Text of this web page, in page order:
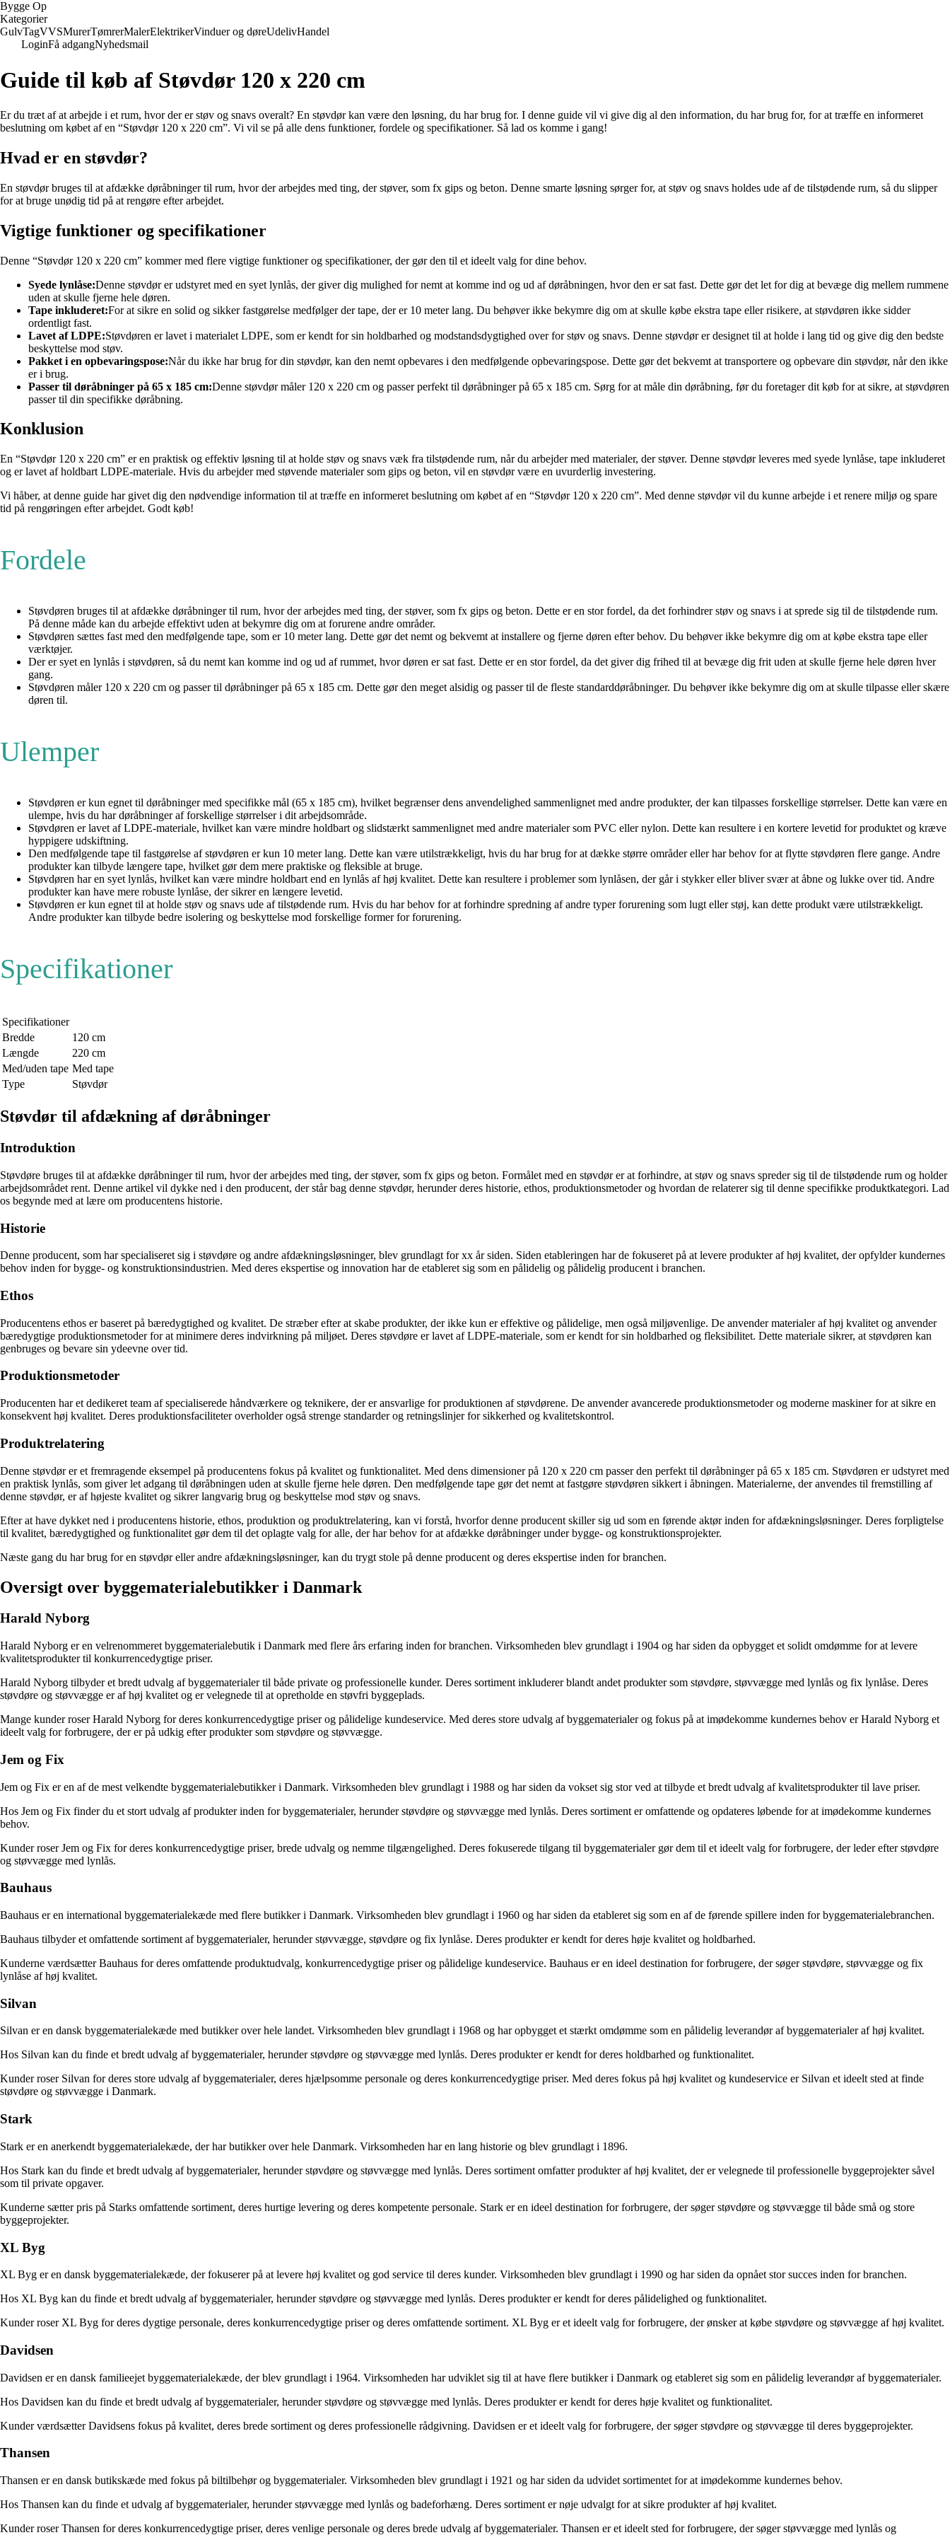
Bygge Op
Kategorier
GulvTagVVSMurerTømrerMalerElektrikerVinduer og døreUdelivHandel
LoginFå adgangNyhedsmail
Guide til køb af Støvdør 120 x 220 cm
Er du træt af at arbejde i et rum, hvor der er støv og snavs overalt? En støvdør kan være den løsning, du har brug for. I denne guide vil vi give dig al den information, du har brug for, for at træffe en informeret
beslutning om købet af en “Støvdør 120 x 220 cm”. Vi vil se på alle dens funktioner, fordele og specifikationer. Så lad os komme i gang!
Hvad er en støvdør?
En støvdør bruges til at afdække døråbninger til rum, hvor der arbejdes med ting, der støver, som fx gips og beton. Denne smarte løsning sørger for, at støv og snavs holdes ude af de tilstødende rum, så du slipper
for at bruge unødig tid på at rengøre efter arbejdet.
Vigtige funktioner og specifikationer
Denne “Støvdør 120 x 220 cm” kommer med flere vigtige funktioner og specifikationer, der gør den til et ideelt valg for dine behov.
Syede lynlåse:Denne støvdør er udstyret med en syet lynlås, der giver dig mulighed for nemt at komme ind og ud af døråbningen, hvor den er sat fast. Dette gør det let for dig at bevæge dig mellem rummene
uden at skulle fjerne hele døren.
Tape inkluderet:For at sikre en solid og sikker fastgørelse medfølger der tape, der er 10 meter lang. Du behøver ikke bekymre dig om at skulle købe ekstra tape eller risikere, at støvdøren ikke sidder
ordentligt fast.
Lavet af LDPE:Støvdøren er lavet i materialet LDPE, som er kendt for sin holdbarhed og modstandsdygtighed over for støv og snavs. Denne støvdør er designet til at holde i lang tid og give dig den bedste
beskyttelse mod støv.
Pakket i en opbevaringspose:Når du ikke har brug for din støvdør, kan den nemt opbevares i den medfølgende opbevaringspose. Dette gør det bekvemt at transportere og opbevare din støvdør, når den ikke
er i brug.
Passer til døråbninger på 65 x 185 cm:Denne støvdør måler 120 x 220 cm og passer perfekt til døråbninger på 65 x 185 cm. Sørg for at måle din døråbning, før du foretager dit køb for at sikre, at støvdøren
passer til din specifikke døråbning.
Konklusion
En “Støvdør 120 x 220 cm” er en praktisk og effektiv løsning til at holde støv og snavs væk fra tilstødende rum, når du arbejder med materialer, der støver. Denne støvdør leveres med syede lynlåse, tape inkluderet
og er lavet af holdbart LDPE-materiale. Hvis du arbejder med støvende materialer som gips og beton, vil en støvdør være en uvurderlig investering.
Vi håber, at denne guide har givet dig den nødvendige information til at træffe en informeret beslutning om købet af en “Støvdør 120 x 220 cm”. Med denne støvdør vil du kunne arbejde i et renere miljø og spare
tid på rengøringen efter arbejdet. Godt køb!
Fordele
Støvdøren bruges til at afdække døråbninger til rum, hvor der arbejdes med ting, der støver, som fx gips og beton. Dette er en stor fordel, da det forhindrer støv og snavs i at sprede sig til de tilstødende rum.
På denne måde kan du arbejde effektivt uden at bekymre dig om at forurene andre områder.
Støvdøren sættes fast med den medfølgende tape, som er 10 meter lang. Dette gør det nemt og bekvemt at installere og fjerne døren efter behov. Du behøver ikke bekymre dig om at købe ekstra tape eller
værktøjer.
Der er syet en lynlås i støvdøren, så du nemt kan komme ind og ud af rummet, hvor døren er sat fast. Dette er en stor fordel, da det giver dig frihed til at bevæge dig frit uden at skulle fjerne hele døren hver
gang.
Støvdøren måler 120 x 220 cm og passer til døråbninger på 65 x 185 cm. Dette gør den meget alsidig og passer til de fleste standarddøråbninger. Du behøver ikke bekymre dig om at skulle tilpasse eller skære
døren til.
Ulemper
Støvdøren er kun egnet til døråbninger med specifikke mål (65 x 185 cm), hvilket begrænser dens anvendelighed sammenlignet med andre produkter, der kan tilpasses forskellige størrelser. Dette kan være en
ulempe, hvis du har døråbninger af forskellige størrelser i dit arbejdsområde.
Støvdøren er lavet af LDPE-materiale, hvilket kan være mindre holdbart og slidstærkt sammenlignet med andre materialer som PVC eller nylon. Dette kan resultere i en kortere levetid for produktet og kræve
hyppigere udskiftning.
Den medfølgende tape til fastgørelse af støvdøren er kun 10 meter lang. Dette kan være utilstrækkeligt, hvis du har brug for at dække større områder eller har behov for at flytte støvdøren flere gange. Andre
produkter kan tilbyde længere tape, hvilket gør dem mere praktiske og fleksible at bruge.
Støvdøren har en syet lynlås, hvilket kan være mindre holdbart end en lynlås af høj kvalitet. Dette kan resultere i problemer som lynlåsen, der går i stykker eller bliver svær at åbne og lukke over tid. Andre
produkter kan have mere robuste lynlåse, der sikrer en længere levetid.
Støvdøren er kun egnet til at holde støv og snavs ude af tilstødende rum. Hvis du har behov for at forhindre spredning af andre typer forurening som lugt eller støj, kan dette produkt være utilstrækkeligt.
Andre produkter kan tilbyde bedre isolering og beskyttelse mod forskellige former for forurening.
Specifikationer
Specifikationer
Bredde
120 cm
Længde
220 cm
Med/uden tape Med tape
Type
Støvdør
Støvdør til afdækning af døråbninger
Introduktion
Støvdøre bruges til at afdække døråbninger til rum, hvor der arbejdes med ting, der støver, som fx gips og beton. Formålet med en støvdør er at forhindre, at støv og snavs spreder sig til de tilstødende rum og holder
arbejdsområdet rent. Denne artikel vil dykke ned i den producent, der står bag denne støvdør, herunder deres historie, ethos, produktionsmetoder og hvordan de relaterer sig til denne specifikke produktkategori. Lad
os begynde med at lære om producentens historie.
Historie
Denne producent, som har specialiseret sig i støvdøre og andre afdækningsløsninger, blev grundlagt for xx år siden. Siden etableringen har de fokuseret på at levere produkter af høj kvalitet, der opfylder kundernes
behov inden for bygge- og konstruktionsindustrien. Med deres ekspertise og innovation har de etableret sig som en pålidelig og pålidelig producent i branchen.
Ethos
Producentens ethos er baseret på bæredygtighed og kvalitet. De stræber efter at skabe produkter, der ikke kun er effektive og pålidelige, men også miljøvenlige. De anvender materialer af høj kvalitet og anvender
bæredygtige produktionsmetoder for at minimere deres indvirkning på miljøet. Deres støvdøre er lavet af LDPE-materiale, som er kendt for sin holdbarhed og fleksibilitet. Dette materiale sikrer, at støvdøren kan
genbruges og bevare sin ydeevne over tid.
Produktionsmetoder
Producenten har et dedikeret team af specialiserede håndværkere og teknikere, der er ansvarlige for produktionen af støvdørene. De anvender avancerede produktionsmetoder og moderne maskiner for at sikre en
konsekvent høj kvalitet. Deres produktionsfaciliteter overholder også strenge standarder og retningslinjer for sikkerhed og kvalitetskontrol.
Produktrelatering
Denne støvdør er et fremragende eksempel på producentens fokus på kvalitet og funktionalitet. Med dens dimensioner på 120 x 220 cm passer den perfekt til døråbninger på 65 x 185 cm. Støvdøren er udstyret med
en praktisk lynlås, som giver let adgang til døråbningen uden at skulle fjerne hele døren. Den medfølgende tape gør det nemt at fastgøre støvdøren sikkert i åbningen. Materialerne, der anvendes til fremstilling af
denne støvdør, er af højeste kvalitet og sikrer langvarig brug og beskyttelse mod støv og snavs.
Efter at have dykket ned i producentens historie, ethos, produktion og produktrelatering, kan vi forstå, hvorfor denne producent skiller sig ud som en førende aktør inden for afdækningsløsninger. Deres forpligtelse
til kvalitet, bæredygtighed og funktionalitet gør dem til det oplagte valg for alle, der har behov for at afdække døråbninger under bygge- og konstruktionsprojekter.
Næste gang du har brug for en støvdør eller andre afdækningsløsninger, kan du trygt stole på denne producent og deres ekspertise inden for branchen.
Oversigt over byggematerialebutikker i Danmark
Harald Nyborg
Harald Nyborg er en velrenommeret byggematerialebutik i Danmark med flere års erfaring inden for branchen. Virksomheden blev grundlagt i 1904 og har siden da opbygget et solidt omdømme for at levere
kvalitetsprodukter til konkurrencedygtige priser.
Harald Nyborg tilbyder et bredt udvalg af byggematerialer til både private og professionelle kunder. Deres sortiment inkluderer blandt andet produkter som støvdøre, støvvægge med lynlås og fix lynlåse. Deres
støvdøre og støvvægge er af høj kvalitet og er velegnede til at opretholde en støvfri byggeplads.
Mange kunder roser Harald Nyborg for deres konkurrencedygtige priser og pålidelige kundeservice. Med deres store udvalg af byggematerialer og fokus på at imødekomme kundernes behov er Harald Nyborg et
ideelt valg for forbrugere, der er på udkig efter produkter som støvdøre og støvvægge.
Jem og Fix
Jem og Fix er en af de mest velkendte byggematerialebutikker i Danmark. Virksomheden blev grundlagt i 1988 og har siden da vokset sig stor ved at tilbyde et bredt udvalg af kvalitetsprodukter til lave priser.
Hos Jem og Fix finder du et stort udvalg af produkter inden for byggematerialer, herunder støvdøre og støvvægge med lynlås. Deres sortiment er omfattende og opdateres løbende for at imødekomme kundernes
behov.
Kunder roser Jem og Fix for deres konkurrencedygtige priser, brede udvalg og nemme tilgængelighed. Deres fokuserede tilgang til byggematerialer gør dem til et ideelt valg for forbrugere, der leder efter støvdøre
og støvvægge med lynlås.
Bauhaus
Bauhaus er en international byggematerialekæde med flere butikker i Danmark. Virksomheden blev grundlagt i 1960 og har siden da etableret sig som en af de førende spillere inden for byggematerialebranchen.
Bauhaus tilbyder et omfattende sortiment af byggematerialer, herunder støvvægge, støvdøre og fix lynlåse. Deres produkter er kendt for deres høje kvalitet og holdbarhed.
Kunderne værdsætter Bauhaus for deres omfattende produktudvalg, konkurrencedygtige priser og pålidelige kundeservice. Bauhaus er en ideel destination for forbrugere, der søger støvdøre, støvvægge og fix
lynlåse af høj kvalitet.
Silvan
Silvan er en dansk byggematerialekæde med butikker over hele landet. Virksomheden blev grundlagt i 1968 og har opbygget et stærkt omdømme som en pålidelig leverandør af byggematerialer af høj kvalitet.
Hos Silvan kan du finde et bredt udvalg af byggematerialer, herunder støvdøre og støvvægge med lynlås. Deres produkter er kendt for deres holdbarhed og funktionalitet.
Kunder roser Silvan for deres store udvalg af byggematerialer, deres hjælpsomme personale og deres konkurrencedygtige priser. Med deres fokus på høj kvalitet og kundeservice er Silvan et ideelt sted at finde
støvdøre og støvvægge i Danmark.
Stark
Stark er en anerkendt byggematerialekæde, der har butikker over hele Danmark. Virksomheden har en lang historie og blev grundlagt i 1896.
Hos Stark kan du finde et bredt udvalg af byggematerialer, herunder støvdøre og støvvægge med lynlås. Deres sortiment omfatter produkter af høj kvalitet, der er velegnede til professionelle byggeprojekter såvel
som til private opgaver.
Kunderne sætter pris på Starks omfattende sortiment, deres hurtige levering og deres kompetente personale. Stark er en ideel destination for forbrugere, der søger støvdøre og støvvægge til både små og store
byggeprojekter.
XL Byg
XL Byg er en dansk byggematerialekæde, der fokuserer på at levere høj kvalitet og god service til deres kunder. Virksomheden blev grundlagt i 1990 og har siden da opnået stor succes inden for branchen.
Hos XL Byg kan du finde et bredt udvalg af byggematerialer, herunder støvdøre og støvvægge med lynlås. Deres produkter er kendt for deres pålidelighed og funktionalitet.
Kunder roser XL Byg for deres dygtige personale, deres konkurrencedygtige priser og deres omfattende sortiment. XL Byg er et ideelt valg for forbrugere, der ønsker at købe støvdøre og støvvægge af høj kvalitet.
Davidsen
Davidsen er en dansk familieejet byggematerialekæde, der blev grundlagt i 1964. Virksomheden har udviklet sig til at have flere butikker i Danmark og etableret sig som en pålidelig leverandør af byggematerialer.
Hos Davidsen kan du finde et bredt udvalg af byggematerialer, herunder støvdøre og støvvægge med lynlås. Deres produkter er kendt for deres høje kvalitet og funktionalitet.
Kunder værdsætter Davidsens fokus på kvalitet, deres brede sortiment og deres professionelle rådgivning. Davidsen er et ideelt valg for forbrugere, der søger støvdøre og støvvægge til deres byggeprojekter.
Thansen
Thansen er en dansk butikskæde med fokus på biltilbehør og byggematerialer. Virksomheden blev grundlagt i 1921 og har siden da udvidet sortimentet for at imødekomme kundernes behov.
Hos Thansen kan du finde et udvalg af byggematerialer, herunder støvvægge med lynlås og badeforhæng. Deres sortiment er nøje udvalgt for at sikre produkter af høj kvalitet.
Kunder roser Thansen for deres konkurrencedygtige priser, deres venlige personale og deres brede udvalg af byggematerialer. Thansen er et ideelt sted for forbrugere, der søger støvvægge med lynlås og